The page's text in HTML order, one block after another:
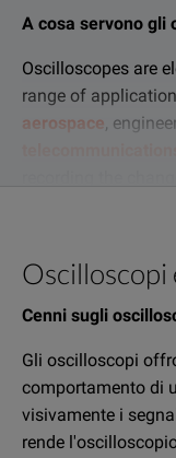
A cosa servono gli
Oscilloscopes are
range of
aerospace,
recording the
based
and voltage-based
and minimum
many different
validation, and
Come si misura la
Oscilloscopi
Cenni sugli
Gli oscilloscopi
comportamento di
visivamente i
rende